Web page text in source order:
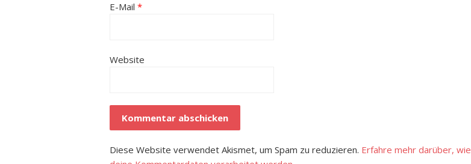
E-Mail *
Website
Diese Website verwendet Akismet, um Spam zu reduzieren. Erfahre mehr darüber, wie